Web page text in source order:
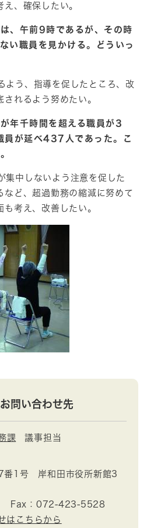
、確保したい。
、午前9時であるが、その時
い職員を見かける。どういっ
よう、指導を促したところ、改
れるよう努めたい。
年千時間を超える職員が3
員が延べ437人であった。こ
集中しないよう注意を促した
など、超過勤務の縮減に努めて
考え、改善したい。
問い合わせ先
課 議事担当
番1号 岸和田市役所新館3
Fax：072-423-5528
はこちらから